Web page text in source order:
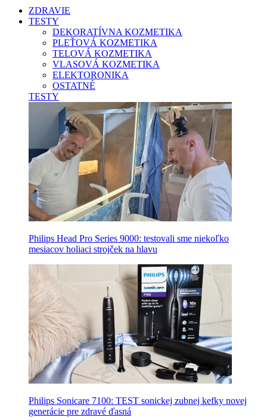
ZDRAVIE
TESTY
DEKORATÍVNA KOZMETIKA
PLEŤOVÁ KOZMETIKA
TELOVÁ KOZMETIKA
VLASOVÁ KOZMETIKA
ELEKTORONIKA
OSTATNÉ
TESTY
Philips Head Pro Series 9000: testovali sme niekoľko
mesiacov holiaci strojček na hlavu
Philips Sonicare 7100: TEST sonickej zubnej kefky novej
generácie pre zdravé ďasná